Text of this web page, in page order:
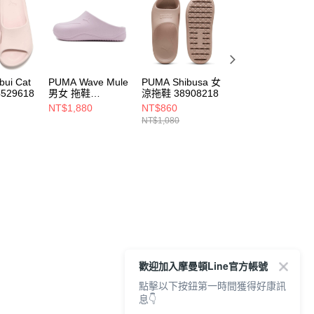
Cat
PUMA Wave Mule
男女 拖鞋
39905005
NT$1,880
PUMA Shibusa 女
涼拖鞋 38908218
NT$860
NT$1,080
歡迎加入摩曼頓Line官方帳號
點擊以下按鈕第一時間獲得好康訊
息👇